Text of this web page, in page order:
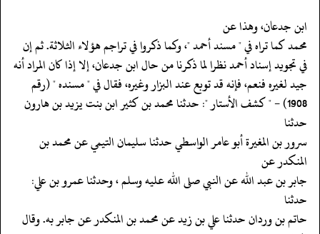
‏‏‏‏ابن جدعان، وهذا عن
‏‏‏‏محمد كما تراه في " مسند أحمد "، وكما ذكروا في تراجم هؤلاء الثلاثة. ثم إن
‏‏‏‏في تجويد إسناد أحمد نظرا لما ذكرنا من حال ابن جدعان، إلا إذا كان المراد أنه
‏‏‏‏جيد لغيره فنعم، فإنه قد توبع عند البزار وغيره، فقال في " مسنده " (رقم
‏‏‏‏1908) - " كشف الأستار ": حدثنا محمد بن كثير ابن بنت يزيد بن هارون
حدثنا
‏‏‏‏سرور بن المغيرة أبو عامر الواسطي حدثنا سليمان التيمي عن محمد بن
المنكدر عن
‏‏‏‏جابر بن عبد الله عن النبي صلى الله عليه وسلم ، وحدثنا عمرو بن علي:
حدثنا
‏‏‏‏حاتم بن وردان حدثنا علي بن زيد عن محمد بن المنكدر عن جابر به. وقال